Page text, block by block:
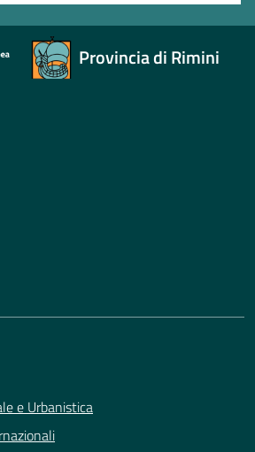
Provincia di Rimini
e Urbanistica